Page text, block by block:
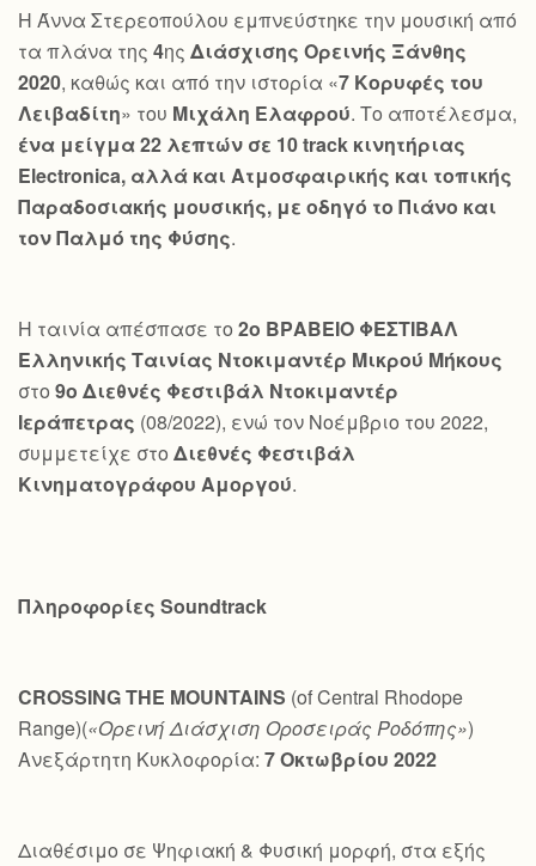
Η Άννα Στερεοπούλου εμπνεύστηκε την μουσική από
τα πλάνα της 4ης Διάσχισης Ορεινής Ξάνθης
2020, καθώς και από την ιστορία «7 Κορυφές του
Λειβαδίτη» του Μιχάλη Ελαφρού. Το αποτέλεσμα,
ένα μείγμα 22 λεπτών σε 10track κινητήριας
Electronica, αλλά και Ατμοσφαιρικής και τοπικής
Παραδοσιακής μουσικής, με οδηγό το Πιάνο και
τον Παλμό της Φύσης.
Η ταινία απέσπασε το 2ο ΒΡΑΒΕΙΟ ΦΕΣΤΙΒΑΛ
Ελληνικής Ταινίας Ντοκιμαντέρ Μικρού Μήκους
στο 9ο Διεθνές Φεστιβάλ Ντοκιμαντέρ
Ιεράπετρας (08/2022), ενώ τον Νοέμβριο του 2022,
συμμετείχε στο Διεθνές Φεστιβάλ
Κινηματογράφου Αμοργού.
Πληροφορίες Soundtrack
CROSSINGTHE MOUNTAINS (of Central Rhodope
Range)(«Ορεινή Διάσχιση Οροσειράς Ροδόπης»)
Ανεξάρτητη Κυκλοφορία: 7 Οκτωβρίου 2022
Διαθέσιμο σε Ψηφιακή & Φυσική μορφή, στα εξής